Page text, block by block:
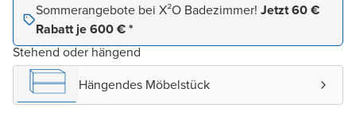
Sommerangebote bei X²O Badezimmer! Jetzt 60 €
Rabatt je 600 € *
Stehend oder hängend
Hängendes Möbelstück